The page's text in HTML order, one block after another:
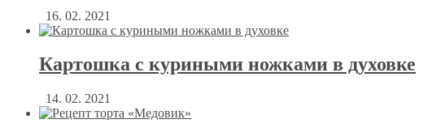
16. 02. 2021
Картошка с куриными ножками в духовке
14. 02. 2021